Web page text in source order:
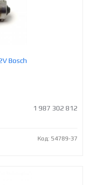
Bosch
1 987 302 812
Код: 54789-37